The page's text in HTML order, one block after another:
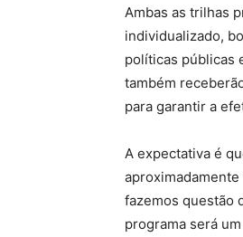
Ambas as trilhas
individualizado,
políticas públicas
também
para garantir a
A expectativa é
fazemos questão
programa será